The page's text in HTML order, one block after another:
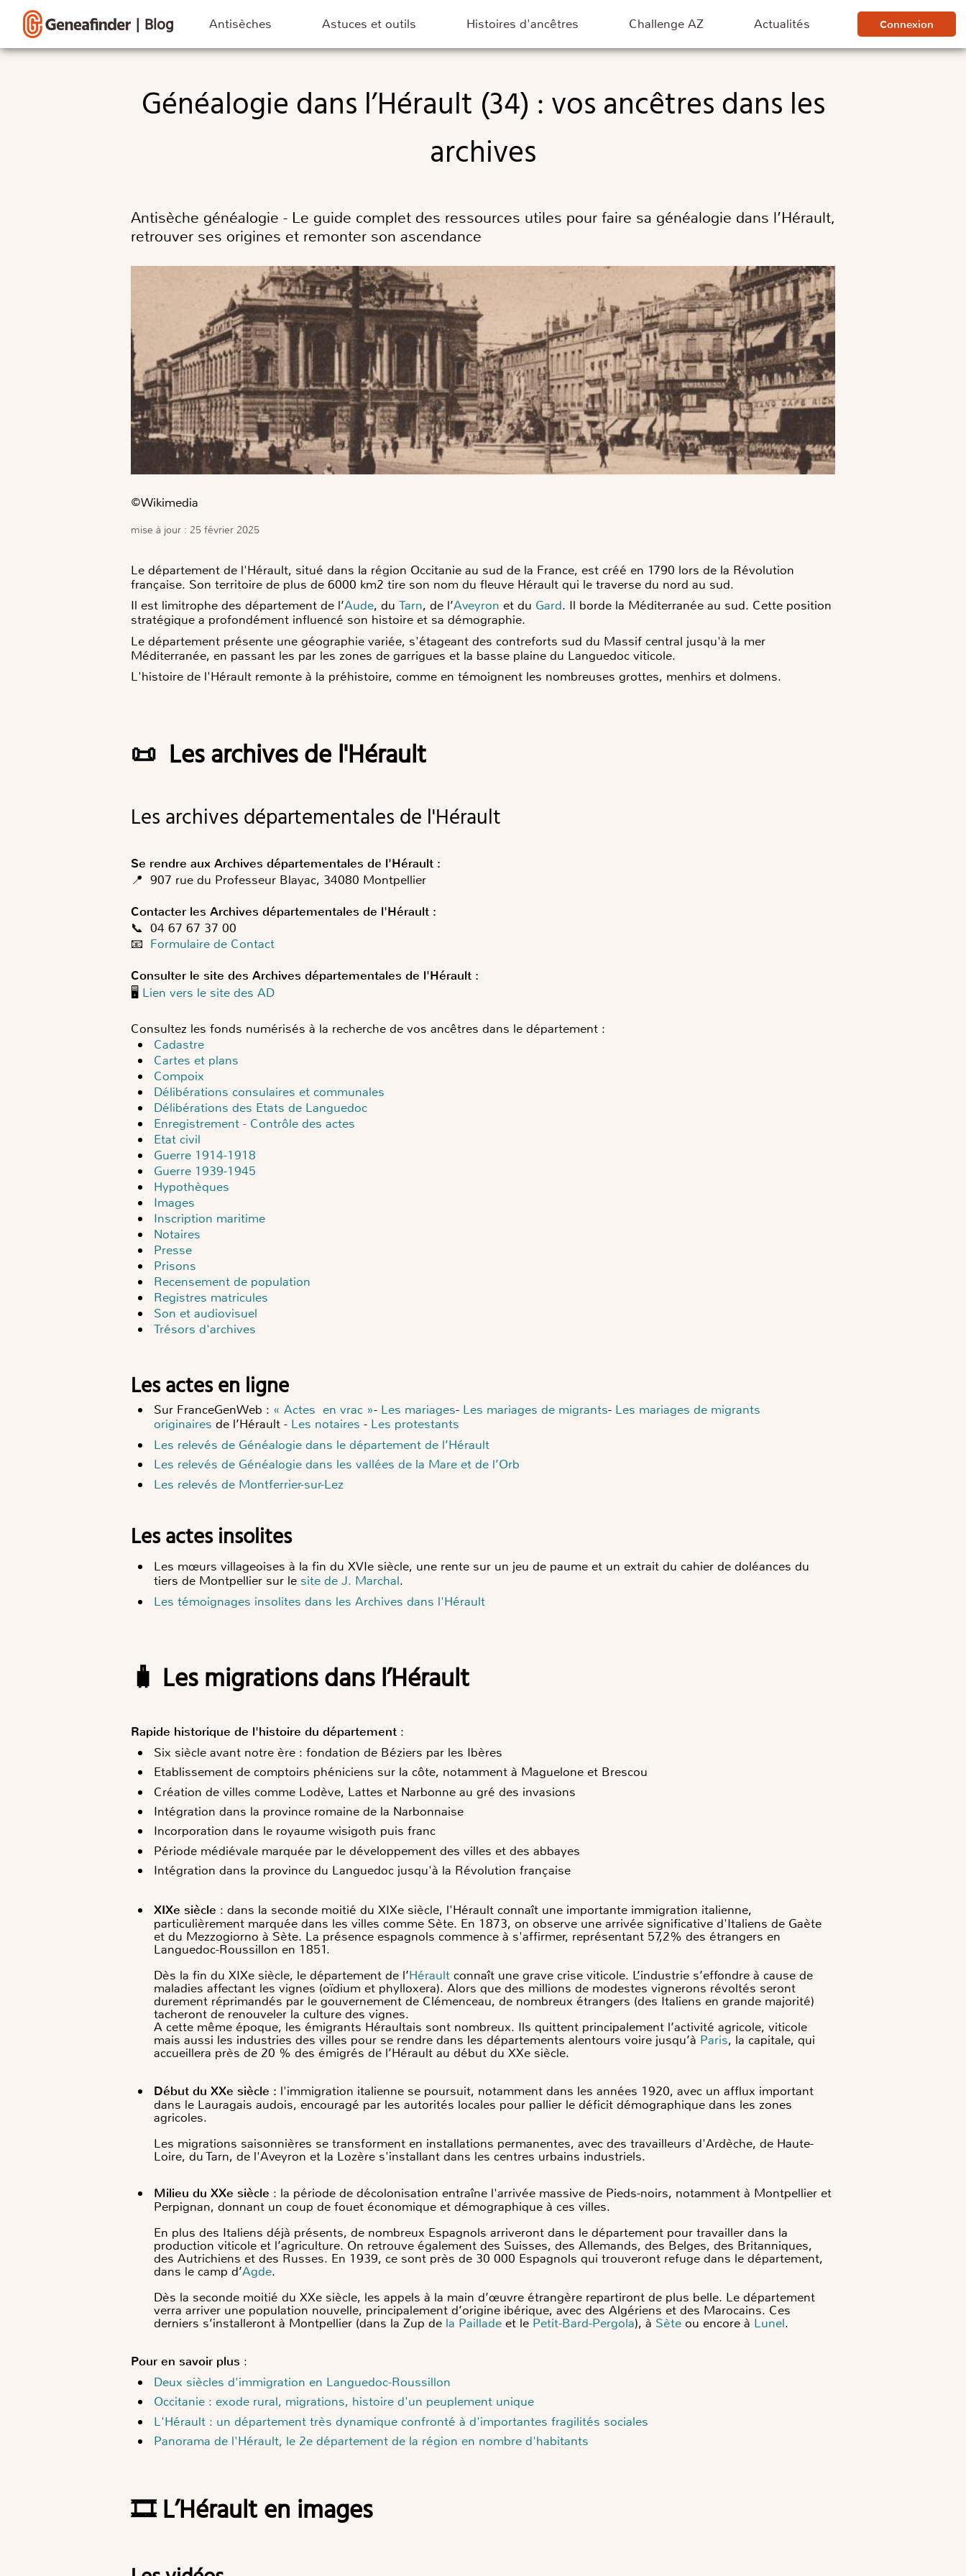
| Blog Antisèches Astuces et outils Histoires d'ancêtres Challenge AZ Actualités Connexion
Généalogie dans l’Hérault (34) : vos ancêtres dans les
archives
Antisèche généalogie - Le guide complet des ressources utiles pour faire sa généalogie dans l’Hérault,
retrouver ses origines et remonter son ascendance
©️Wikimedia
mise à jour : 25 février 2025
Le département de l'Hérault, situé dans la région Occitanie au sud de la France, est créé en 1790 lors de la Révolution
française. Son territoire de plus de 6000 km2 tire son nom du fleuve Hérault qui le traverse du nord au sud.
Il est limitrophe des département de l’Aude, du Tarn, de l’Aveyron et du Gard. Il borde la Méditerranée au sud. Cette position
stratégique a profondément influencé son histoire et sa démographie.
Le département présente une géographie variée, s'étageant des contreforts sud du Massif central jusqu'à la mer
Méditerranée, en passant les par les zones de garrigues et la basse plaine du Languedoc viticole.
L'histoire de l'Hérault remonte à la préhistoire, comme en témoignent les nombreuses grottes, menhirs et dolmens.
📜 Les archives de l'Hérault
Les archives départementales de l'Hérault
Se rendre aux Archives départementales de l'Hérault :
📍 907 rue du Professeur Blayac, 34080 Montpellier
Contacter les Archives départementales de l'Hérault :
📞 04 67 67 37 00
📧 Formulaire de Contact
Consulter le site des Archives départementales de l'Hérault :
🖥️ Lien vers le site des AD
Consultez les fonds numérisés à la recherche de vos ancêtres dans le département :
Cadastre
Cartes et plans
Compoix
Délibérations consulaires et communales
Délibérations des Etats de Languedoc
Enregistrement - Contrôle des actes
Etat civil
Guerre 1914-1918
Guerre 1939-1945
Hypothèques
Images
Inscription maritime
Notaires
Presse
Prisons
Recensement de population
Registres matricules
Son et audiovisuel
Trésors d'archives
Les actes en ligne
Sur FranceGenWeb : « Actes en vrac »- Les mariages- Les mariages de migrants- Les mariages de migrants
originaires de l’Hérault- Les notaires - Les protestants
Les relevés de Généalogie dans le département de l’Hérault
Les relevés de Généalogie dans les vallées de la Mare et de l’Orb
Les relevés de Montferrier-sur-Lez
Les actes insolites
Les mœurs villageoises à la fin du XVIe siècle, une rente sur un jeu de paume et un extrait du cahier de doléances du
tiers de Montpellier sur le site de J. Marchal.
Les témoignages insolites dans les Archives dans l'Hérault
🧳 Les migrations dans l’Hérault
Rapide historique de l'histoire du département :
Six siècle avant notre ère : fondation de Béziers par les Ibères
Etablissement de comptoirs phéniciens sur la côte, notamment à Maguelone et Brescou
Création de villes comme Lodève, Lattes et Narbonne au gré des invasions
Intégration dans la province romaine de la Narbonnaise
Incorporation dans le royaume wisigoth puis franc
Période médiévale marquée par le développement des villes et des abbayes
Intégration dans la province du Languedoc jusqu'à la Révolution française
XIXe siècle : dans la seconde moitié du XIXe siècle, l'Hérault connaît une importante immigration italienne,
particulièrement marquée dans les villes comme Sète. En 1873, on observe une arrivée significative d'Italiens de Gaète
et du Mezzogiorno à Sète. La présence espagnols commence à s'affirmer, représentant 57,2% des étrangers en
Languedoc-Roussillon en 1851.
Dès la fin du XIXe siècle, le département de l’Hérault connaît une grave crise viticole. L’industrie s’effondre à cause de
maladies affectant les vignes (oïdium et phylloxera). Alors que des millions de modestes vignerons révoltés seront
durement réprimandés par le gouvernement de Clémenceau, de nombreux étrangers (des Italiens en grande majorité)
tacheront de renouveler la culture des vignes.
A cette même époque, les émigrants Héraultais sont nombreux. Ils quittent principalement l’activité agricole, viticole
mais aussi les industries des villes pour se rendre dans les départements alentours voire jusqu’à Paris, la capitale, qui
accueillera près de 20 % des émigrés de l’Hérault au début du XXe siècle.
Début du XXe siècle : l'immigration italienne se poursuit, notamment dans les années 1920, avec un afflux important
dans le Lauragais audois, encouragé par les autorités locales pour pallier le déficit démographique dans les zones
agricoles.
Les migrations saisonnières se transforment en installations permanentes, avec des travailleurs d'Ardèche, de Haute-
Loire, du Tarn, de l'Aveyron et la Lozère s'installant dans les centres urbains industriels.
Milieu du XXe siècle : la période de décolonisation entraîne l'arrivée massive de Pieds-noirs, notamment à Montpellier et
Perpignan, donnant un coup de fouet économique et démographique à ces villes.
En plus des Italiens déjà présents, de nombreux Espagnols arriveront dans le département pour travailler dans la
production viticole et l’agriculture. On retrouve également des Suisses, des Allemands, des Belges, des Britanniques,
des Autrichiens et des Russes. En 1939, ce sont près de 30 000 Espagnols qui trouveront refuge dans le département,
dans le camp d’Agde.
Dès la seconde moitié du XXe siècle, les appels à la main d’œuvre étrangère repartiront de plus belle. Le département
verra arriver une population nouvelle, principalement d’origine ibérique, avec des Algériens et des Marocains. Ces
derniers s’installeront à Montpellier (dans la Zup de la Paillade et le Petit-Bard-Pergola), à Sète ou encore à Lunel.
Pour en savoir plus :
Deux siècles d'immigration en Languedoc-Roussillon
Occitanie : exode rural, migrations, histoire d'un peuplement unique
L'Hérault : un département très dynamique confronté à d'importantes fragilités sociales
Panorama de l'Hérault, le 2e département de la région en nombre d'habitants
🎞️ L’Hérault en images